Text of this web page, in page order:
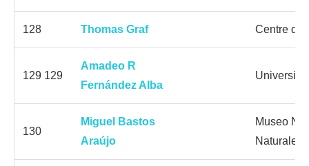
128 Thomas Graf Centre de
129 129
Amadeo R
Fernández Alba
130
Miguel Bastos
Araújo
Museo
Naturales